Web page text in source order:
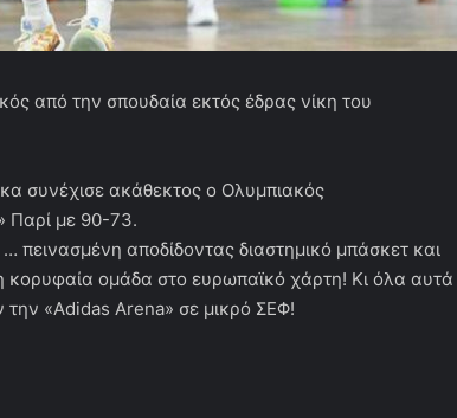
από την σπουδαία εκτός έδρας νίκη του
συνέχισε ακάθεκτος ο Ολυμπιακός
Παρί με 90-73.
αποδίδοντας διαστημικό μπάσκετ και
κορυφαία ομάδα στο ευρωπαϊκό χάρτη! Κι όλα αυτά
«Adidas Arena» σε μικρό ΣΕΦ!